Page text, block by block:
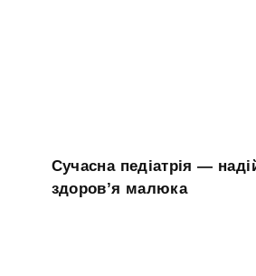
Сучасна педіатрія —
здоров’я малюка